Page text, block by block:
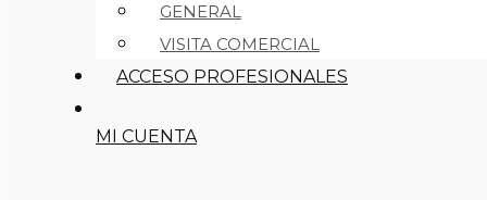
GENERAL
VISITA COMERCIAL
ACCESO PROFESIONALES
MI CUENTA